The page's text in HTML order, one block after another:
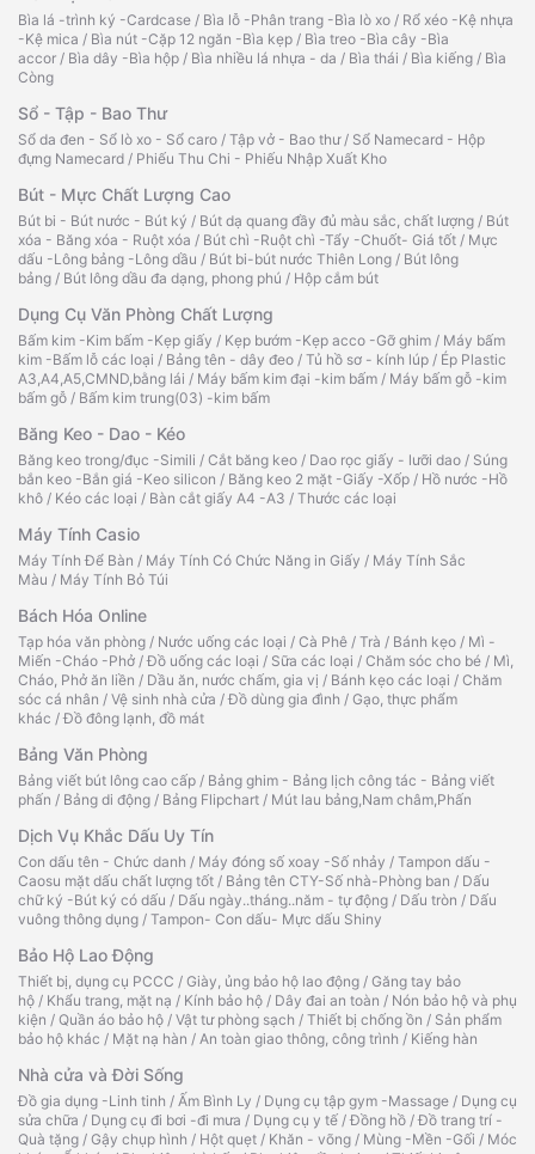
Bìa lá -trình ký -Cardcase / Bìa lỗ -Phân trang -Bìa lò xo / Rổ xéo -Kệ nhựa
-Kệ mica / Bìa nút -Cặp 12 ngăn -Bìa kẹp / Bìa treo -Bìa cây -Bìa
accor / Bìa dây -Bìa hộp / Bìa nhiều lá nhựa - da / Bìa thái / Bìa kiếng / Bìa
Còng
Sổ - Tập - Bao Thư
Sổ da đen - Sổ lò xo - Sổ caro / Tập vở - Bao thư/ Sổ Namecard - Hộp
đựng Namecard / Phiếu Thu Chi - Phiếu Nhập Xuất Kho
Bút - Mực Chất Lượng Cao
Bút bi - Bút nước - Bút ký / Bút dạ quang đầy đủ màu sắc, chất lượng / Bút
xóa - Băng xóa - Ruột xóa / Bút chì -Ruột chì -Tẩy -Chuốt- Giá tốt / Mực
dấu -Lông bảng -Lông dầu / Bút bi-bút nước Thiên Long / Bút lông
bảng / Bút lông dầu đa dạng, phong phú / Hộp cắm bút
Dụng Cụ Văn Phòng Chất Lượng
Bấm kim -Kim bấm -Kẹp giấy / Kẹp bướm -Kẹp acco -Gỡ ghim / Máy bấm
kim -Bấm lỗ các loại / Bảng tên - dây đeo / Tủ hồ sơ - kính lúp / Ép Plastic
A3,A4,A5,CMND,bằng lái / Máy bấm kim đại -kim bấm / Máy bấm gỗ -kim
bấm gỗ / Bấm kim trung(03) -kim bấm
Băng Keo - Dao - Kéo
Băng keo trong/đục -Simili / Cắt băng keo / Dao rọc giấy - lưỡi dao / Súng
bắn keo -Bắn giá -Keo silicon / Băng keo 2 mặt -Giấy -Xốp / Hồ nước -Hồ
khô / Kéo các loại / Bàn cắt giấy A4 -A3 / Thước các loại
Máy Tính Casio
Máy Tính Để Bàn / Máy Tính Có Chức Năng in Giấy / Máy Tính Sắc
Màu / Máy Tính Bỏ Túi
Bách Hóa Online
Tạp hóa văn phòng / Nước uống các loại / Cà Phê / Trà / Bánh kẹo / Mì -
Miến -Cháo -Phở /Đồ uống các loại / Sữa các loại / Chăm sóc cho bé / Mì,
Cháo, Phở ăn liền / Dầu ăn, nước chấm, gia vị / Bánh kẹo các loại / Chăm
sóc cá nhân / Vệ sinh nhà cửa /Đồ dùng gia đình / Gạo, thực phẩm
khác /Đồ đông lạnh, đồ mát
Bảng Văn Phòng
Bảng viết bút lông cao cấp / Bảng ghim - Bảng lịch công tác - Bảng viết
phấn / Bảng di động / Bảng Flipchart / Mút lau bảng,Nam châm,Phấn
Dịch Vụ Khắc Dấu Uy Tín
Con dấu tên - Chức danh / Máy đóng số xoay -Số nhảy / Tampon dấu -
Caosu mặt dấu chất lượng tốt / Bảng tên CTY-Số nhà-Phòng ban / Dấu
chữ ký -Bút ký có dấu / Dấu ngày..tháng..năm - tự động / Dấu tròn / Dấu
vuông thông dụng / Tampon- Con dấu- Mực dấu Shiny
Bảo Hộ Lao Động
Thiết bị, dụng cụ PCCC / Giày, ủng bảo hộ lao động / Găng tay bảo
hộ / Khẩu trang, mặt nạ / Kính bảo hộ / Dây đai an toàn / Nón bảo hộ và phụ
kiện / Quần áo bảo hộ / Vật tư phòng sạch / Thiết bị chống ồn / Sản phẩm
bảo hộ khác / Mặt nạ hàn / An toàn giao thông, công trình / Kiếng hàn
Nhà cửa và Đời Sống
Đồ gia dụng -Linh tinh / Ấm Bình Ly / Dụng cụ tập gym -Massage / Dụng cụ
sửa chữa / Dụng cụ đi bơi -đi mưa / Dụng cụ y tế /Đồng hồ /Đồ trang trí -
Quà tặng / Gậy chụp hình / Hột quẹt / Khăn - võng / Mùng -Mền -Gối / Móc